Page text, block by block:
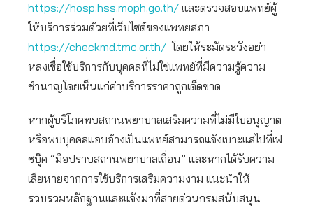
https://hosp.hss.moph.go.th/ และตรวจสอบแพทย์ผู้
ให้บริการร่วมด้วยที่เว็บไซต์ของแพทยสภา
https://checkmd.tmc.or.th/ โดยให้ระมัดระวังอย่า
หลงเชื่อใช้บริการกับบุคคลที่ไม่ใช่แพทย์ที่มีความรู้ความ
ชำนาญโดยเห็นแก่ค่าบริการราคาถูกเด็ดขาด
หากผู้บริโภคพบสถานพยาบาลเสริมความที่ไม่มีใบอนุญาต
หรือพบบุคคลแอบอ้างเป็นแพทย์สามารถแจ้งเบาะแสไปที่เฟ
ซบุ๊ค “มือปราบสถานพยาบาลเถื่อน” และหากได้รับความ
เสียหายจากการใช้บริการเสริมความงาม แนะนำให้
รวบรวมหลักฐานและแจ้งมาที่สายด่วนกรมสนับสนุน